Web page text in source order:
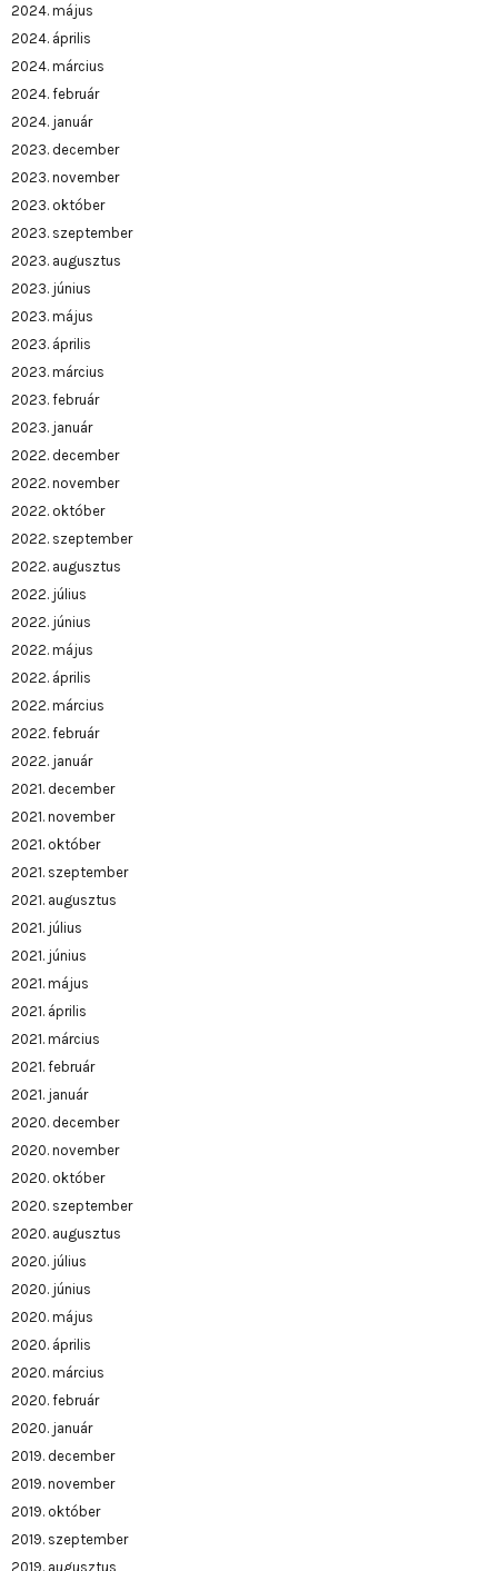
2024. május
2024. április
2024. március
2024. február
2024. január
2023. december
2023. november
2023. október
2023. szeptember
2023. augusztus
2023. június
2023. május
2023. április
2023. március
2023. február
2023. január
2022. december
2022. november
2022. október
2022. szeptember
2022. augusztus
2022. július
2022. június
2022. május
2022. április
2022. március
2022. február
2022. január
2021. december
2021. november
2021. október
2021. szeptember
2021. augusztus
2021. július
2021. június
2021. május
2021. április
2021. március
2021. február
2021. január
2020. december
2020. november
2020. október
2020. szeptember
2020. augusztus
2020. július
2020. június
2020. május
2020. április
2020. március
2020. február
2020. január
2019. december
2019. november
2019. október
2019. szeptember
2019. augusztus